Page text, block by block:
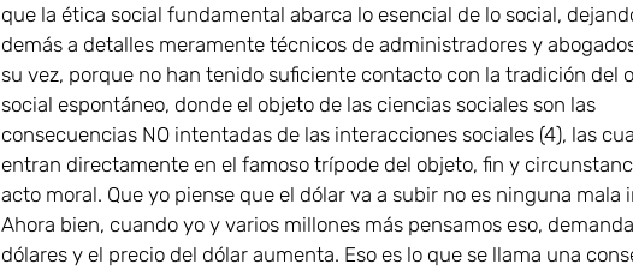
que la ética social fundamental abarca lo esencial de lo social,
demás a detalles meramente técnicos de administradores y
su vez, porque no han tenido suficiente contacto con la tradición del
social espontáneo, donde el objeto de las ciencias sociales son las
consecuencias NO intentadas de las interacciones sociales (4), las
entran directamente en el famoso trípode del objeto, fin y
acto moral. Que yo piense que el dólar va a subir no es ninguna mala
Ahora bien, cuando yo y varios millones más pensamos eso,
dólares y el precio del dólar aumenta. Eso es lo que se llama una